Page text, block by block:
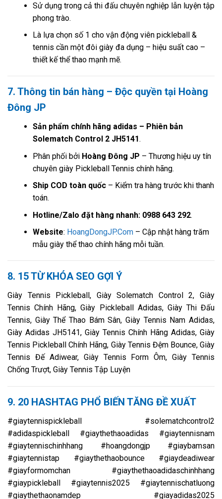
Sử dụng trong cả thi đấu chuyên nghiệp lẫn luyện tập
phong trào.
Là lựa chọn số 1 cho vận động viên pickleball &
tennis cần một đôi giày đa dụng – hiệu suất cao –
thiết kế thể thao mạnh mẽ.
7. Thông tin bán hàng – Độc quyền tại Hoàng
Đông JP
Sản phẩm chính hãng adidas – Phiên bản
Solematch Control 2 JH5141.
Phân phối bởi Hoàng Đông JP – Thương hiệu uy tín
chuyên giày Pickleball Tennis chính hãng.
Ship COD toàn quốc– Kiểm tra hàng trước khi thanh
toán.
Hotline/Zalo đặt hàng nhanh: 0988 643 292.
Website: HoangDongJP.Com– Cập nhật hàng trăm
mẫu giày thể thao chính hãng mỗi tuần.
8. 15 TỪ KHÓA SEO GỢI Ý
Giày Tennis Pickleball, Giày Solematch Control 2, Giày
Tennis Chính Hãng, Giày Pickleball Adidas, Giày Thi Đấu
Tennis, Giày Thể Thao Bám Sân, Giày Tennis Nam Adidas,
Giày Adidas JH5141, Giày Tennis Chính Hãng Adidas, Giày
Tennis Pickleball Chính Hãng, Giày Tennis Đệm Bounce, Giày
Tennis Đế Adiwear, Giày Tennis Form Ôm, Giày Tennis
Chống Trượt, Giày Tennis Tập Luyện
9. 20 HASHTAG PHỔ BIẾN TĂNG ĐỀ XUẤT
#giaytennispickleball #solematchcontrol2
#adidaspickleball #giaythethaoadidas #giaytennisnam
#giaytennischinhhang #hoangdongjp #giaybamsan
#giaytennistap #giaythethaobounce #giaydeadiwear
#giayformomchan #giaythethaoadidaschinhhang
#giaypickleball #giaytennis2025 #giaytennischatluong
#giaythethaonamdep #giayadidas2025